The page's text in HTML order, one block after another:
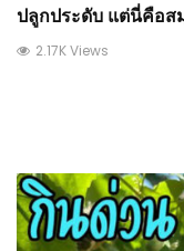
ปลูกประดับ แต่นี่คือส
2.17K Views